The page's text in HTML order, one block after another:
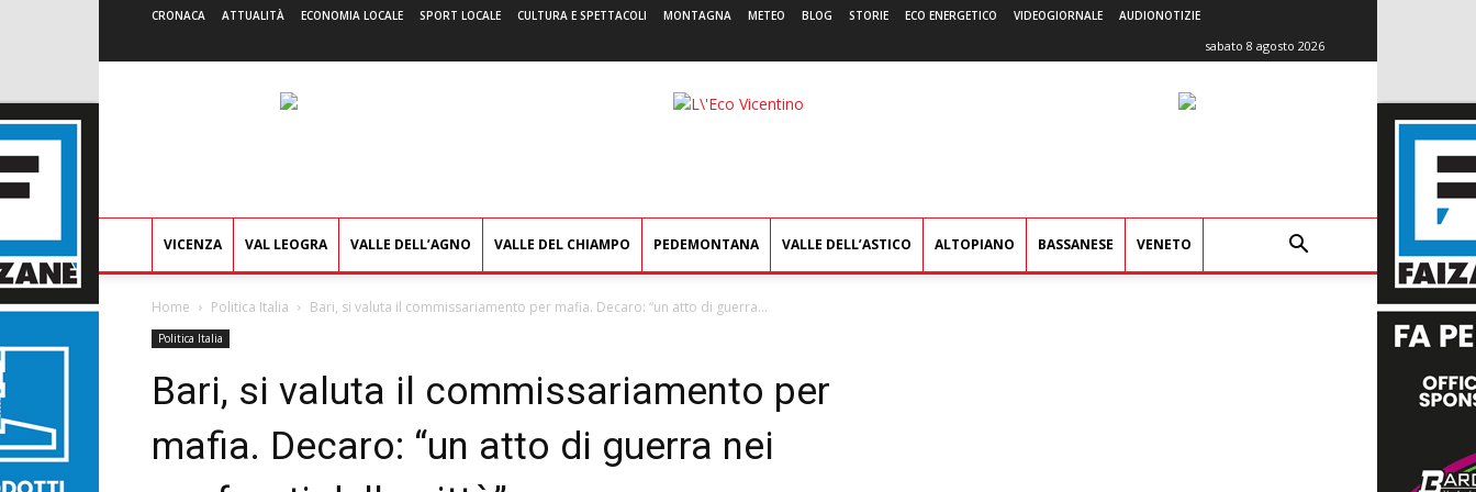
CRONACA ATTUALITÀ ECONOMIA LOCALE SPORT LOCALE CULTURA E SPETTACOLI MONTAGNA METEO BLOG STORIE ECO ENERGETICO VIDEOGIORNALE AUDIONOTIZIE
sabato 8 agosto 2026
L'Eco
VICENZA VAL LEOGRA VALLE DELL’AGNO VALLE DEL CHIAMPO PEDEMONTANA VALLE DELL’ASTICO ALTOPIANO BASSANESE VENETO
Home Politica Italia Bari, si valuta il commissariamento per mafia. Decaro: “un atto di guerra...
Politica Italia
Bari, si valuta il commissariamento per
mafia. Decaro: “un atto di guerra nei